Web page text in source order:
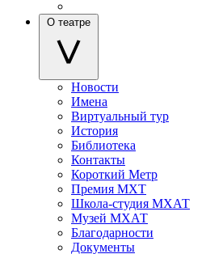
О театре
Новости
Имена
Виртуальный тур
История
Библиотека
Контакты
Короткий Метр
Премия МХТ
Школа-студия МХАТ
Музей МХАТ
Благодарности
Документы